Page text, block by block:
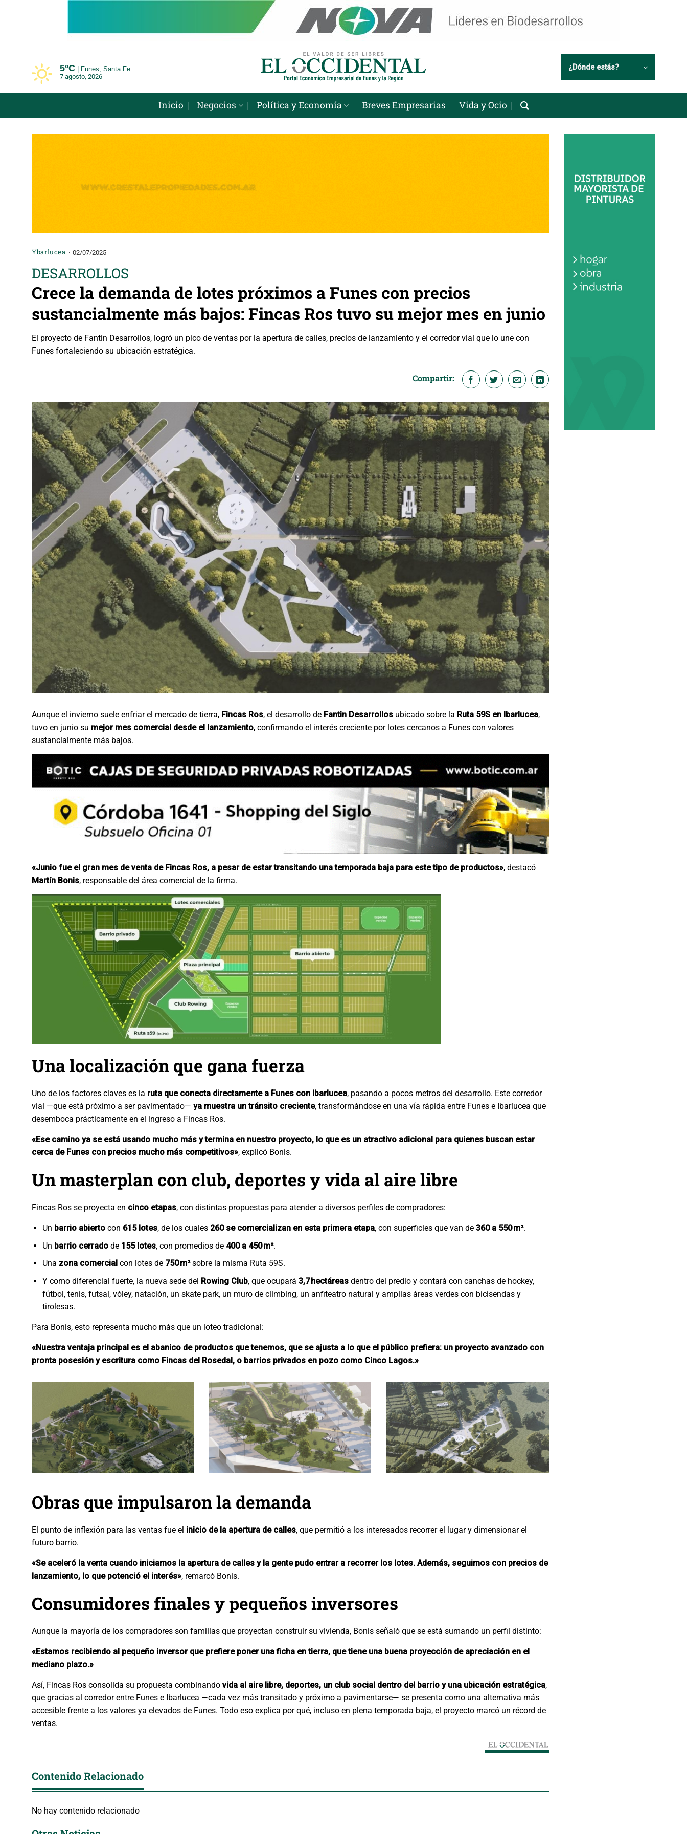
5°C
Funes, Santa Fe
7 agosto, 2026
¿Dónde estás?
Inicio Negocios Política y Economía Breves Empresarias Vida y Ocio
Ybarlucea 02/07/2025
DESARROLLOS
Crece la demanda de lotes próximos a Funes con precios
sustancialmente más bajos: Fincas Ros tuvo su mejor mes en junio
El proyecto de Fantin Desarrollos, logró un pico de ventas por la apertura de calles, precios de lanzamiento y el corredor vial que lo une con
Funes fortaleciendo su ubicación estratégica.
Compartir:
Aunque el invierno suele enfriar el mercado de tierra, Fincas Ros, el desarrollo de Fantin Desarrollos ubicado sobre la Ruta 59S en Ibarlucea,
tuvo en junio su mejor mes comercial desde el lanzamiento, confirmando el interés creciente por lotes cercanos a Funes con valores
sustancialmente más bajos.
«Junio fue el gran mes de venta de Fincas Ros, a pesar de estar transitando una temporada baja para este tipo de productos», destacó
Martín Bonis, responsable del área comercial de la firma.
Una localización que gana fuerza
Uno de los factores claves es la ruta que conecta directamente a Funes con Ibarlucea, pasando a pocos metros del desarrollo. Este corredor
vial —que está próximo a ser pavimentado— ya muestra un tránsito creciente, transformándose en una vía rápida entre Funes e Ibarlucea que
desemboca prácticamente en el ingreso a Fincas Ros.
«Ese camino ya se está usando mucho más y termina en nuestro proyecto, lo que es un atractivo adicional para quienes buscan estar
cerca de Funes con precios mucho más competitivos», explicó Bonis.
Un masterplan con club, deportes y vida al aire libre
Fincas Ros se proyecta en cinco etapas, con distintas propuestas para atender a diversos perfiles de compradores:
Un barrio abiertocon 615 lotes, de los cuales 260 se comercializan en esta primera etapa, con superficies que van de 360 a 550 m².
Un barrio cerradode 155 lotes, con promedios de 400 a 450 m².
Una zona comercial con lotes de 750 m²sobre la misma Ruta 59S.
Y como diferencial fuerte, la nueva sede del Rowing Club, que ocupará 3,7 hectáreasdentro del predio y contará con canchas de hockey,
fútbol, tenis, futsal, vóley, natación, un skate park, un muro de climbing, un anfiteatro natural y amplias áreas verdes con bicisendas y
tirolesas.
Para Bonis, esto representa mucho más que un loteo tradicional:
«Nuestra ventaja principal es el abanico de productos que tenemos, que se ajusta a lo que el público prefiera: un proyecto avanzado con
pronta posesión y escritura como Fincas del Rosedal, o barrios privados en pozo como Cinco Lagos.»
Obras que impulsaron la demanda
El punto de inflexión para las ventas fue el inicio de la apertura de calles, que permitió a los interesados recorrer el lugar y dimensionar el
futuro barrio.
«Se aceleró la venta cuando iniciamos la apertura de calles y la gente pudo entrar a recorrer los lotes. Además, seguimos con precios de
lanzamiento, lo que potenció el interés», remarcó Bonis.
Consumidores finales y pequeños inversores
Aunque la mayoría de los compradores son familias que proyectan construir su vivienda, Bonis señaló que se está sumando un perfil distinto:
«Estamos recibiendo al pequeño inversor que prefiere poner una ficha en tierra, que tiene una buena proyección de apreciación en el
mediano plazo.»
Así, Fincas Ros consolida su propuesta combinando vida al aire libre, deportes, un club social dentro del barrio y una ubicación estratégica,
que gracias al corredor entre Funes e Ibarlucea —cada vez más transitado y próximo a pavimentarse— se presenta como una alternativa más
accesible frente a los valores ya elevados de Funes. Todo eso explica por qué, incluso en plena temporada baja, el proyecto marcó un récord de
ventas.
Contenido Relacionado
No hay contenido relacionado